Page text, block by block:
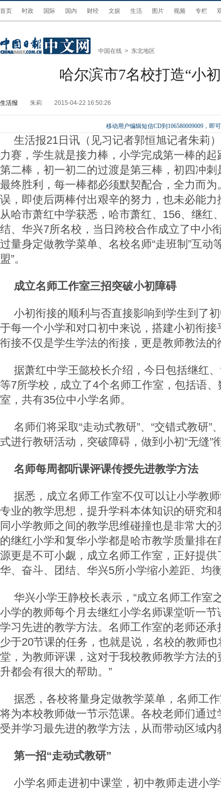
首页 时政 国际 国内 财经 文娱 生活 图片 视频 专栏
中国在线 > 东北地区
哈尔滨市7名校打造“小
生活报 朱莉 2015-04-22 16:50:26
移动用户编辑短信CD到106580009009，即
生活报21日讯（见习记者郭恒旭记者朱莉
力赛，学生就是接力棒，小学完成第一棒的
第二棒，初一初二的过渡是第三棒，初四冲
最终胜利，每一棒都必须默契配合，全力而
误，即使后两棒付出艰辛的努力，也未必能力
从哈市萧红中学获悉，哈市萧红、156、继红
结、华兴7所名校，当日跨校合作成立了中小
过量身定做教学菜单、名校名师“走班制”互动
盟”。
成立名师工作室三招突破小初障碍
小初衔接的顺利与否直接影响到学生到了
于每一个小学和对口初中来说，搭建小初衔
衔接不仅是学生学法的衔接，更是教师教法的
据萧红中学王懿校长介绍，今日包括继红
等7所学校，成立了4个名师工作室，包括语
室，共有35位中小学名师。
名师们将采取“走动式教研”、“交错式教研”
式进行教研活动，突破障碍，做到小初“无缝”
名师每周都听课评课传授先进教学方法
据悉，成立名师工作室不仅可以让小学教
专业的教学思想，提升学科本体知识的研究
同小学教师之间的教学思维碰撞也是非常大
的继红小学和复华小学都是哈市教学质量排
源更是不可小觑，成立名师工作室，正好提
华、奋斗、团结、华兴5所小学缩小差距、均
华兴小学王静校长表示，“成立名师工作室
小学的教师每个月去继红小学名师课堂听一
学习先进的教学方法。名师工作室的老师还
少于20节课的任务，也就是说，名校的教师
堂，为教师评课，这对于我校教师教学方法
升都会有很大的帮助。”
据悉，各校将量身定做教学菜单，名师工
将为本校教师做一节示范课。各校老师们通
受并学习最先进的教学方法，从而带动区域
第一招“走动式教研”
小学名师走进初中课堂，初中教师走进小